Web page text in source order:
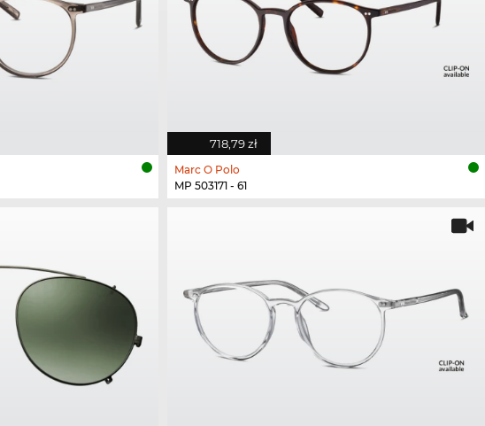
718,79 zł
Marc O Polo
MP 503171 - 61